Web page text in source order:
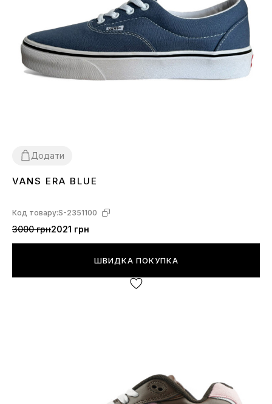
Додати
3637 38 394041
VANS ERA BLUE
Код товару:S-2351100
3000 грн2021 грн
ШВИДКА ПОКУПКА